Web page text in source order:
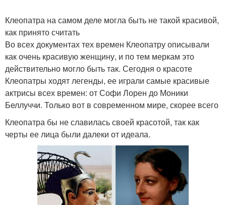
Клеопатра на самом деле могла быть не такой красивой,
как принято считать
Во всех документах тех времен Клеопатру описывали
как очень красивую женщину, и по тем меркам это
действительно могло быть так. Сегодня о красоте
Клеопатры ходят легенды, ее играли самые красивые
актрисы всех времен: от Софи Лорен до Моники
Беллуччи. Только вот в современном мире, скорее всего
Клеопатра бы не славилась своей красотой, так как
черты ее лица были далеки от идеала.